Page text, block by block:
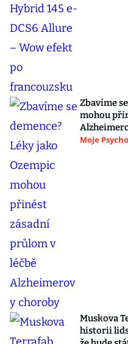
Zbavíme
mohou
Moje
Muskova
historii